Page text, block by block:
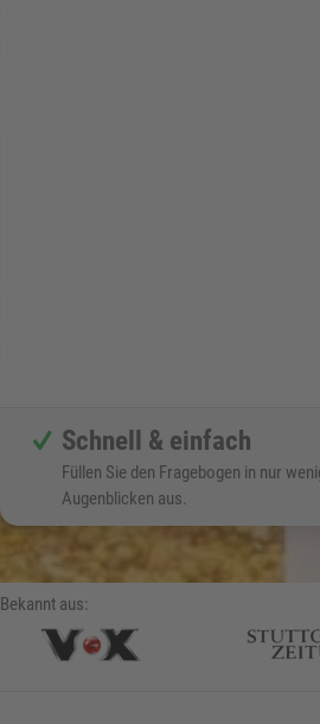
Schnell & einfach
Füllen Sie den Fragebogen in nur
Augenblicken aus.
Bekannt aus: